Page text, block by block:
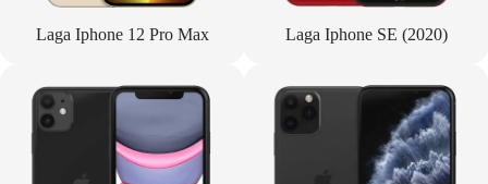
Laga Iphone 12 Pro Max Laga Iphone SE (2020)